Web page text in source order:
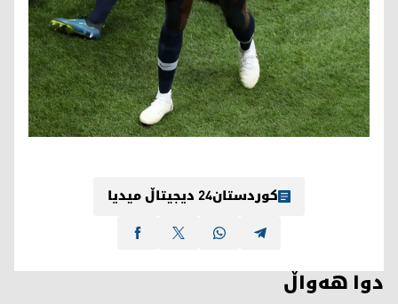
کوردستان24 دیجیتاڵ میدیا
دوا هەواڵ